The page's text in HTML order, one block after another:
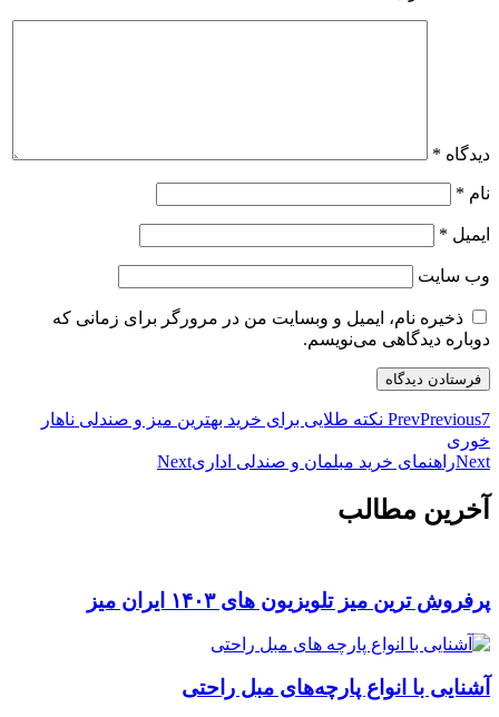
دیدگاه *
نام *
ایمیل *
وب‌ سایت
ذخیره نام، ایمیل و وبسایت من در مرورگر برای زمانی که
دوباره دیدگاهی می‌نویسم.
PrevPrevious
7 نکته طلایی برای خرید بهترین میز و صندلی ناهار
خوری
Nextراهنمای خرید مبلمان و صندلی اداریNext
آخرین مطالب
پرفروش ترین میز تلویزیون های ۱۴۰۳ ایران میز
آشنایی با انواع پارچه‌های مبل راحتی